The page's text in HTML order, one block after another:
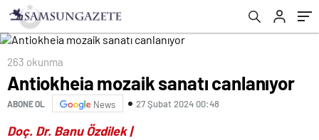
263 okunma
Antiokheia mozaik sanatı canlanıyor
ABONE OL News 27 Şubat 2024 00:48
Doç. Dr. Banu Özdilek |